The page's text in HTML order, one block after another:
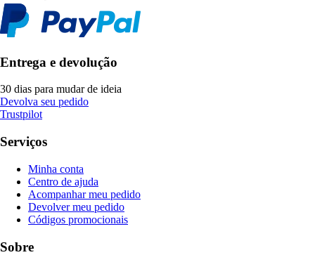
Entrega e devolução
30 dias para mudar de ideia
Devolva seu pedido
Trustpilot
Serviços
Minha conta
Centro de ajuda
Acompanhar meu pedido
Devolver meu pedido
Códigos promocionais
Sobre